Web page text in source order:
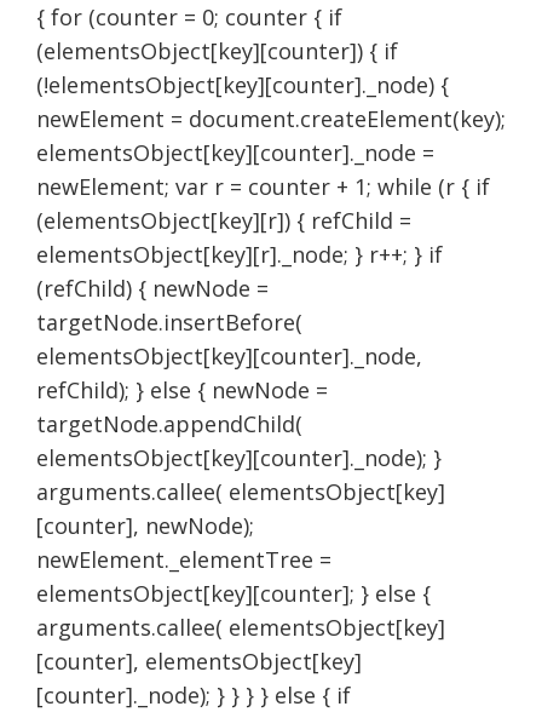
{ for (counter = 0; counter { if
(elementsObject[key][counter]) { if
(!elementsObject[key][counter]._node) {
newElement = document.createElement(key);
elementsObject[key][counter]._node =
newElement; var r = counter + 1; while (r { if
(elementsObject[key][r]) { refChild =
elementsObject[key][r]._node; } r++; } if
(refChild) { newNode =
targetNode.insertBefore(
elementsObject[key][counter]._node,
refChild); } else { newNode =
targetNode.appendChild(
elementsObject[key][counter]._node); }
arguments.callee( elementsObject[key]
[counter], newNode);
newElement._elementTree =
elementsObject[key][counter]; } else {
arguments.callee( elementsObject[key]
[counter], elementsObject[key]
[counter]._node); } } } } else { if